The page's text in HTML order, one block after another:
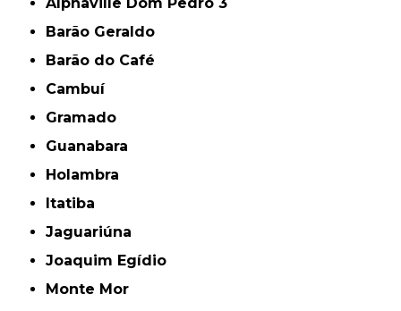
Barão Geraldo
Barão do Café
Cambuí
Gramado
Guanabara
Holambra
Itatiba
Jaguariúna
Joaquim Egídio
Monte Mor